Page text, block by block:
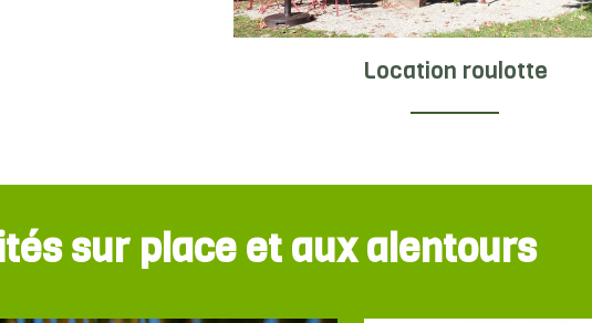
Location roulotte
sur place et aux alentours